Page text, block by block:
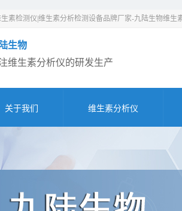
素检测仪|维生素分析检测设备品牌厂家-九陆生物维生
生物
维生素分析仪的研发生产
关于我们 维生素分析仪